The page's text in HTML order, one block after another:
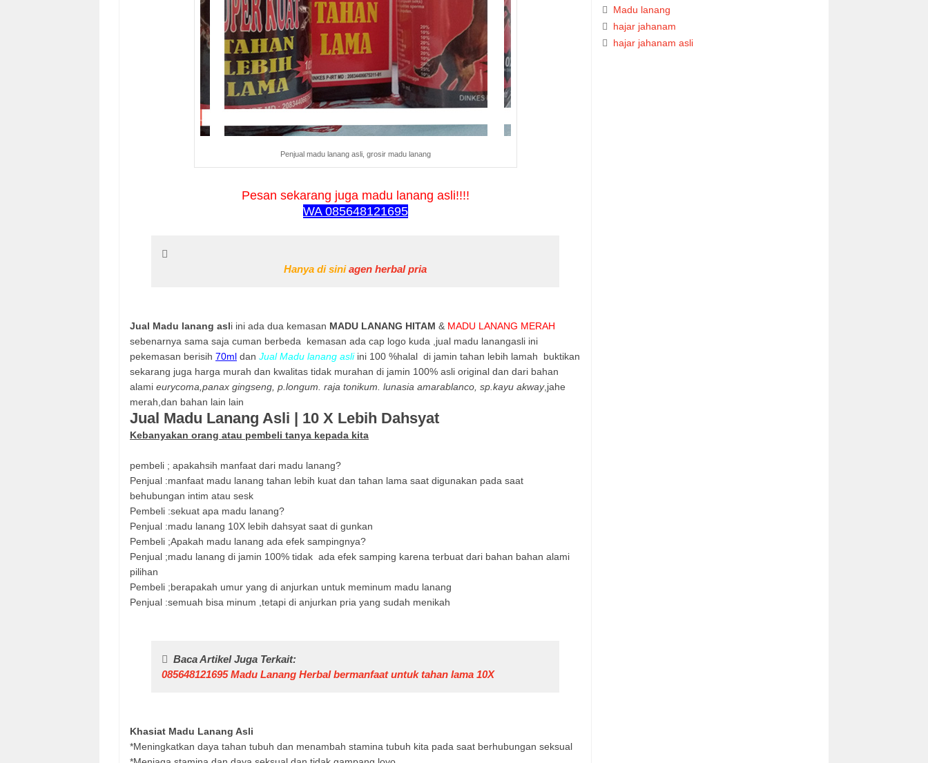
Penjual madu lanang asli, grosir madu lanang
Pesan sekarang juga madu lanang asli!!!!
WA 085648121695
Hanya di siniagen herbal pria
Jual Madu lanang asli ini ada dua kemasan MADU LANANG HITAM & MADU LANANG MERAH
sebenarnya sama saja cuman berbeda
kemasan ada cap logo kuda ,jual madu lanangasli ini
pekemasan berisih 70ml dan Jual Madu lanang asli ini 100 %halal di jamin tahan lebih lamah
buktikan
sekarang juga harga murah dan kwalitas tidak murahan di jamin 100% asli original dan dari bahan
alami eurycoma,panax gingseng, p.longum. raja tonikum. lunasia amarablanco, sp.kayu akway,jahe
merah,dan bahan lain lain
Jual Madu Lanang Asli | 10 X Lebih Dahsyat
Kebanyakan orang atau pembeli tanya kepada kita
pembeli ; apakahsih manfaat dari madu lanang?
Penjual :manfaat madu lanang tahan lebih kuat dan tahan lama saat digunakan pada saat
behubungan intim atau sesk
Pembeli :sekuat apa madu lanang?
Penjual :madu lanang 10X lebih dahsyat saat di gunkan
Pembeli ;Apakah madu lanang ada efek sampingnya?
Penjual ;madu lanang di jamin 100% tidak ada efek samping karena terbuat dari bahan bahan alami
pilihan
Pembeli ;berapakah umur yang di anjurkan untuk meminum madu lanang
Penjual :semuah bisa minum ,tetapi di anjurkan pria yang sudah menikah
Baca Artikel Juga Terkait:
085648121695 Madu Lanang Herbal bermanfaat untuk tahan lama 10X
Khasiat Madu Lanang Asli
*Meningkatkan daya tahan tubuh dan menambah stamina tubuh kita pada saat berhubungan seksual
Madu lanang
hajar jahanam
hajar jahanam asli